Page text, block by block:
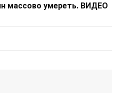
массово умереть. ВИДЕО